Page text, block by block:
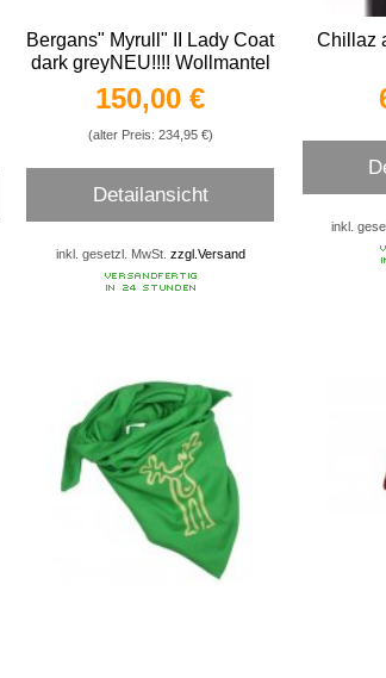
Bergans" Myrull" II Lady Coat
dark greyNEU!!!! Wollmantel
für Damen
150,00 €
(alter Preis: 234,95 €)
Detailansicht
inkl. gesetzl. MwSt. zzgl.Versand
Chillaz
inkl.